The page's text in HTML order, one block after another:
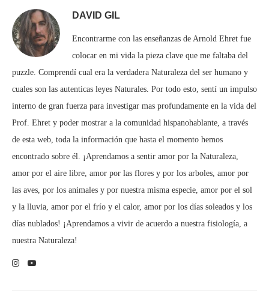
DAVID GIL
Encontrarme con las enseñanzas de Arnold Ehret fue
colocar en mi vida la pieza clave que me faltaba del
puzzle. Comprendí cual era la verdadera Naturaleza del ser humano y
cuales son las autenticas leyes Naturales. Por todo esto, sentí un impulso
interno de gran fuerza para investigar mas profundamente en la vida del
Prof. Ehret y poder mostrar a la comunidad hispanohablante, a través
de esta web, toda la información que hasta el momento hemos
encontrado sobre él. ¡Aprendamos a sentir amor por la Naturaleza,
amor por el aire libre, amor por las flores y por los arboles, amor por
las aves, por los animales y por nuestra misma especie, amor por el sol
y la lluvia, amor por el frío y el calor, amor por los días soleados y los
días nublados! ¡Aprendamos a vivir de acuerdo a nuestra fisiología, a
nuestra Naturaleza!